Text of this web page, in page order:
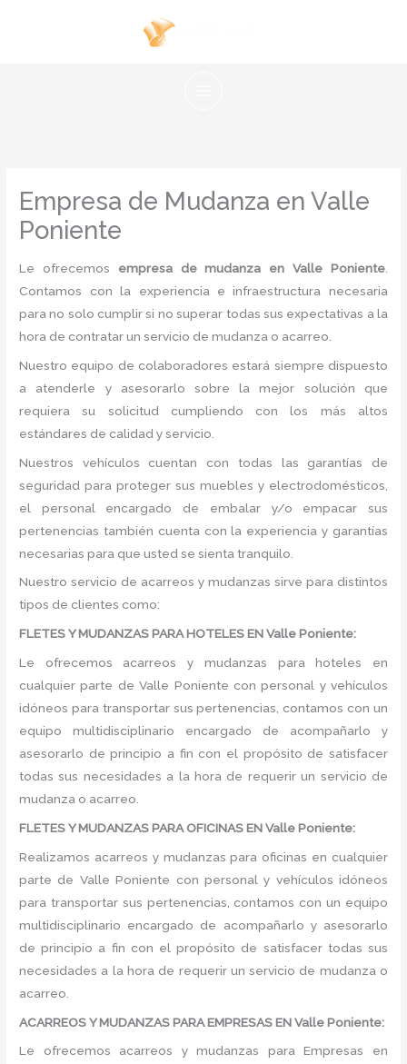
Empresa de Mudanza en Valle
Poniente
Le ofrecemos empresa de mudanza en Valle Poniente.
Contamos con la experiencia e infraestructura necesaria
para no solo cumplir si no superar todas sus expectativas a la
hora de contratar un servicio de mudanza o acarreo.
Nuestro equipo de colaboradores estará siempre dispuesto
a atenderle y asesorarlo sobre la mejor solución que
requiera su solicitud cumpliendo con los más altos
estándares de calidad y servicio.
Nuestros vehículos cuentan con todas las garantías de
seguridad para proteger sus muebles y electrodomésticos,
el personal encargado de embalar y/o empacar sus
pertenencias también cuenta con la experiencia y garantías
necesarias para que usted se sienta tranquilo.
Nuestro servicio de acarreos y mudanzas sirve para distintos
tipos de clientes como:
FLETES Y MUDANZAS PARA HOTELES EN Valle Poniente:
Le ofrecemos acarreos y mudanzas para hoteles en
cualquier parte de Valle Poniente con personal y vehículos
idóneos para transportar sus pertenencias, contamos con un
equipo multidisciplinario encargado de acompañarlo y
asesorarlo de principio a fin con el propósito de satisfacer
todas sus necesidades a la hora de requerir un servicio de
mudanza o acarreo.
FLETES Y MUDANZAS PARA OFICINAS EN Valle Poniente:
Realizamos acarreos y mudanzas para oficinas en cualquier
parte de Valle Poniente con personal y vehículos idóneos
para transportar sus pertenencias, contamos con un equipo
multidisciplinario encargado de acompañarlo y asesorarlo
de principio a fin con el propósito de satisfacer todas sus
necesidades a la hora de requerir un servicio de mudanza o
acarreo.
ACARREOS Y MUDANZAS PARA EMPRESAS EN Valle Poniente:
Le ofrecemos acarreos y mudanzas para Empresas en